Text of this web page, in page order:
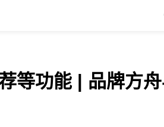
等功能 | 品牌方